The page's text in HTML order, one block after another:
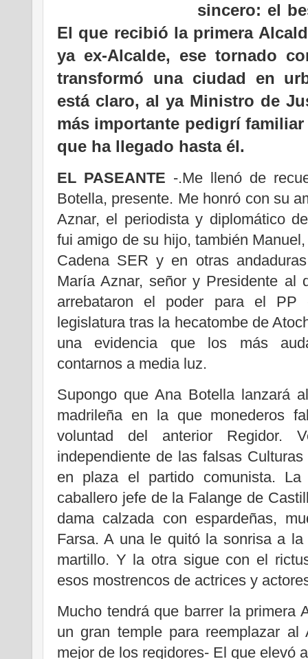
sincero: el
El que recibió la primera
ya ex-Alcalde, ese tornado
transformó una ciudad en
está claro, al ya Ministro de
más importante pedigrí
que ha llegado hasta él.
EL PASEANTE -.Me llenó de
Botella, presente. Me honró con su
Aznar, el periodista y diplomático
fui amigo de su hijo, también
Cadena SER y en otras
María Aznar, señor y Presidente al
arrebataron el poder para el PP
legislatura tras la hecatombe de
una evidencia que los más
contarnos a media luz.
Supongo que Ana Botella lanzará
madrileña en la que monederos
voluntad del anterior Regidor.
independiente de las falsas
en plaza el partido comunista.
caballero jefe de la Falange de
dama calzada con espardeñas,
Farsa. A una le quitó la sonrisa a
martillo. Y la otra sigue con el
esos mostrencos de actrices y
Mucho tendrá que barrer la primera
un gran temple para reemplazar
mejor de los regidores- El que elevó